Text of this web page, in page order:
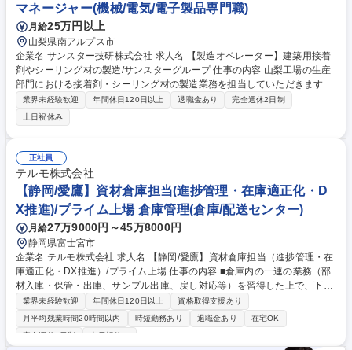
マネージャー(機械/電気/電子製品専門職)
月給25万円以上
山梨県南アルプス市
企業名 サンスター技研株式会社 求人名 【製造オペレーター】建築用接着
剤やシーリング材の製造/サンスターグループ 仕事の内容 山梨工場の生産
部門における接着剤・シーリング材の製造業務を担当していただきます。
具体的な業務内容は下記の通りです。 ・原料の運搬、計量作業 ・設備を
用いた化学反応制御（加熱、攪拌、混合など） ・品質管理を重視した充
填・包装作業 ・設備メンテナンス・改善提案活動 ・チームワークを活か
した生産効率向上 募集職種 【製造オペレーター】建築用接着剤やシーリ
ング材の製造/サンスターグループ
業界未経験歓迎 年間休日120日以上 退職金あり
完全週休2日制
土日祝休み
正社員
テルモ株式会社
【静岡/愛鷹】資材倉庫担当(進捗管理・在庫適正化・D
X推進)/プライム上場 倉庫管理(倉庫/配送センター)
月給27万9000円～45万8000円
静岡県富士宮市
企業名 テルモ株式会社 求人名 【静岡/愛鷹】資材倉庫担当（進捗管理・在
庫適正化・DX推進）/プライム上場 仕事の内容 ■倉庫内の一連の業務（部
材入庫・保管・出庫、サンプル出庫、戻し対応等）を習得した上で、下記
業務を担う。 ・進捗管理と業務指示・在庫適正化（在庫管理システム/Po
wer BI利用） ・業務改善を目的としたDX導入・品質文書の改訂や管理・
直業務フォロー対応 【期待役割】通常業務の他、在庫適正化、DX導入な
業界未経験歓迎 年間休日120日以上
資格取得支援あり
月平均残業時間20時間以内
時短勤務あり 退職金あり
在宅OK
完全週休2日制
土日祝休み